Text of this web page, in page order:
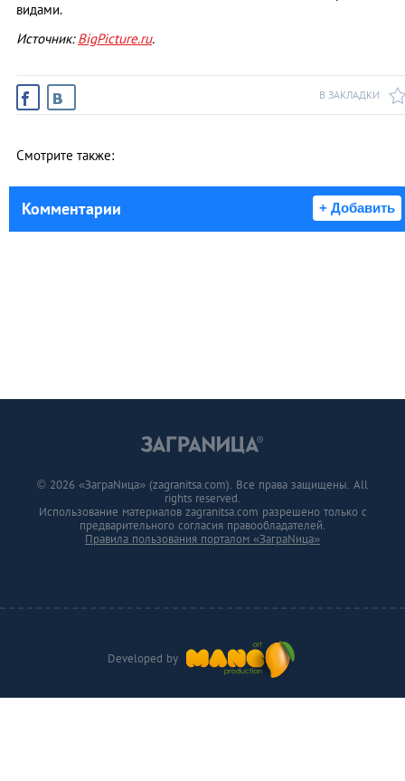
видами.
Источник:BigPicture.ru.
В ЗАКЛАДКИ
Смотрите также:
Комментарии + Добавить
Developed by
© 2026 «ЗаграNица» (zagranitsa.com). Все права защищены. All
rights reserved.
Использование материалов zagranitsa.com разрешено только с
предварительного согласия правообладателей.
Правила пользования порталом «ЗаграNица»